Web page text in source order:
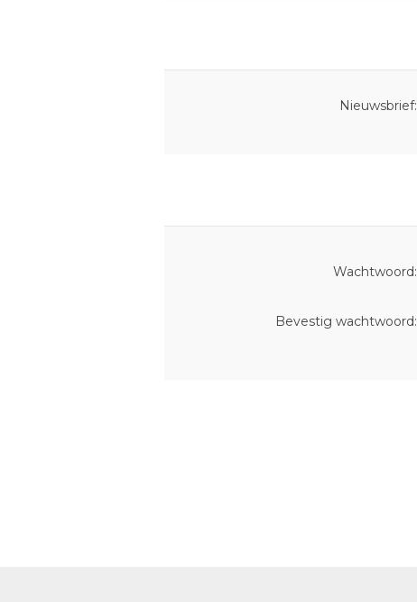
Nieuwsbrief:
Wachtwoord:
Bevestig wachtwoord: